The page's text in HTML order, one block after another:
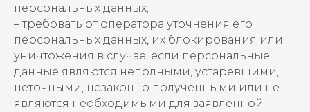
персональных данных;
– требовать от оператора уточнения его
персональных данных, их блокирования или
уничтожения в случае, если персональные
данные являются неполными, устаревшими,
неточными, незаконно полученными или не
являются необходимыми для заявленной